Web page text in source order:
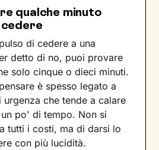
qualche minuto
di cedere a una
detto di no, puoi provare
solo cinque o dieci minuti.
è spesso legato a
urgenza che tende a calare
po' di tempo. Non si
tutti i costi, ma di darsi lo
con più lucidità.